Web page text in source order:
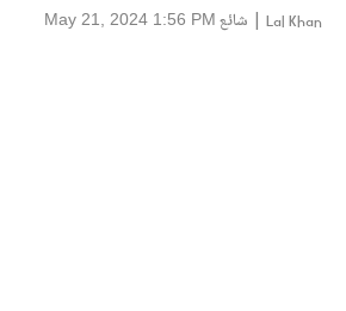
Lal Khan
| شائع May 21, 2024 1:56 PM